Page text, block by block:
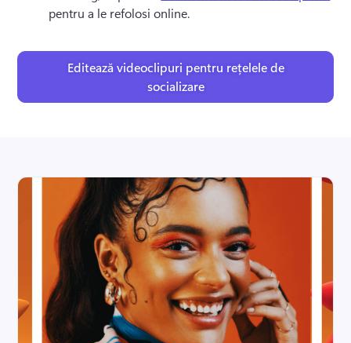
pentru a le refolosi online.
Editează videoclipuri pentru rețelele de
socializare